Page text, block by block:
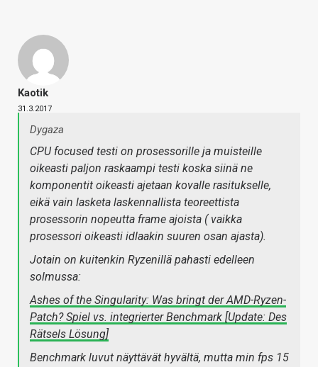
Kaotik
31.3.2017
Dygaza
CPU focused testi on prosessorille ja muisteille
oikeasti paljon raskaampi testi koska siinä ne
komponentit oikeasti ajetaan kovalle rasitukselle,
eikä vain lasketa laskennallista teoreettista
prosessorin nopeutta frame ajoista ( vaikka
prosessori oikeasti idlaakin suuren osan ajasta).
Jotain on kuitenkin Ryzenillä pahasti edelleen
solmussa:
Ashes of the Singularity: Was bringt der AMD-Ryzen-
Patch? Spiel vs. integrierter Benchmark [Update: Des
Rätsels Lösung]
Benchmark luvut näyttävät hyvältä, mutta min fps 15